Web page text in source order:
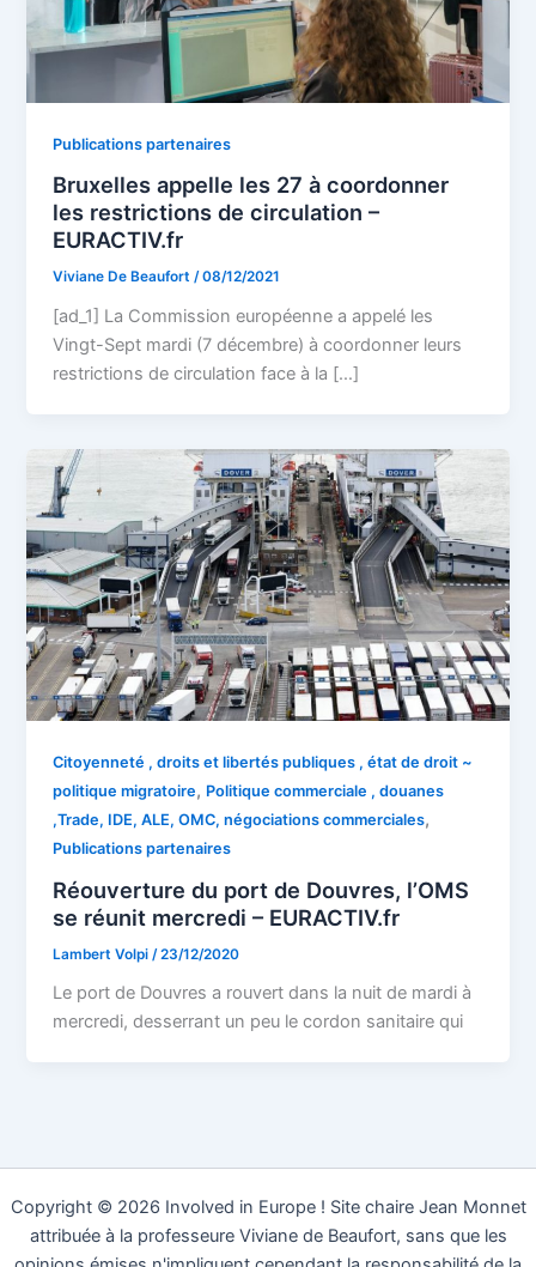
Publications partenaires
Bruxelles appelle les 27 à coordonner
les restrictions de circulation –
EURACTIV.fr
Viviane De Beaufort/08/12/2021
[ad_1] La Commission européenne a appelé les
Vingt-Sept mardi (7 décembre) à coordonner leurs
restrictions de circulation face à la […]
Citoyenneté , droits et libertés publiques , état de droit ~
politique migratoire, Politique commerciale , douanes
,Trade, IDE, ALE, OMC, négociations commerciales,
Publications partenaires
Réouverture du port de Douvres, l’OMS
se réunit mercredi – EURACTIV.fr
Lambert Volpi /23/12/2020
Le port de Douvres a rouvert dans la nuit de mardi à
mercredi, desserrant un peu le cordon sanitaire qui
Copyright © 2026 Involved in Europe ! Site chaire Jean Monnet
attribuée à la professeure Viviane de Beaufort, sans que les